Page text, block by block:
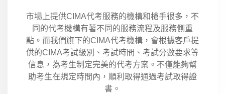
市場上提供CIMA代考服務的機構和槍手很多，不
同的代考機構有著不同的服務流程及服務側重
點。而我們旗下的CIMA代考機構，會根據客戶提
供的CIMA考試級別、考試時間、考試分數要求等
信息，為考生制定完美的代考方案。不僅能夠幫
助考生在規定時間內，順利取得通過考試取得證
書。